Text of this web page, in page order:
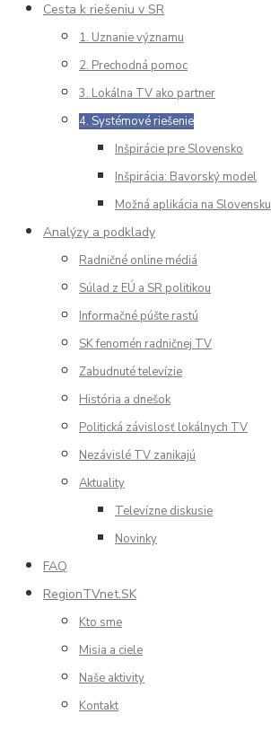
Cesta k riešeniu v SR
1. Uznanie významu
2. Prechodná pomoc
3. Lokálna TV ako partner
4. Systémové riešenie
Inšpirácie pre Slovensko
Inšpirácia: Bavorský model
Možná aplikácia na Slovensku
Analýzy a podklady
Radničné online médiá
Súlad z EÚ a SR politikou
Informačné púšte rastú
SK fenomén radničnej TV
Zabudnuté televízie
História a dnešok
Politická závislosť lokálnych TV
Nezávislé TV zanikajú
Aktuality
Televízne diskusie
Novinky
FAQ
RegionTVnet.SK
Kto sme
Misia a ciele
Naše aktivity
Kontakt